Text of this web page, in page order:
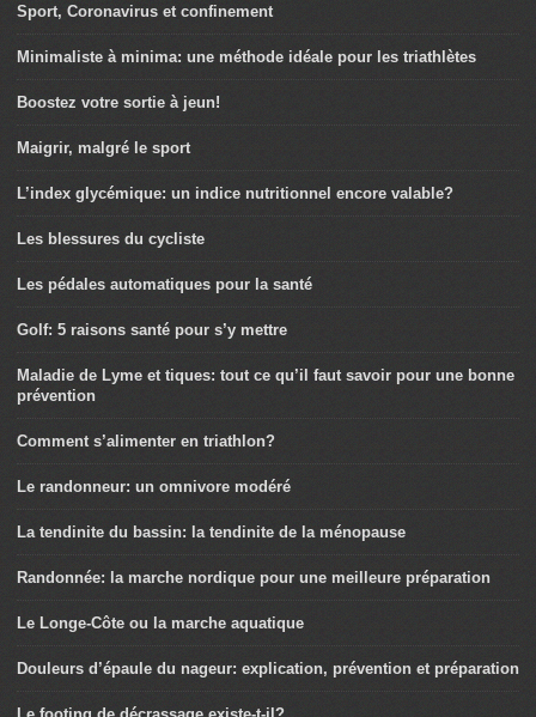
Sport, Coronavirus et confinement
Minimaliste à minima: une méthode idéale pour les triathlètes
Boostez votre sortie à jeun!
Maigrir, malgré le sport
L’index glycémique: un indice nutritionnel encore valable?
Les blessures du cycliste
Les pédales automatiques pour la santé
Golf: 5 raisons santé pour s’y mettre
Maladie de Lyme et tiques: tout ce qu’il faut savoir pour une bonne
prévention
Comment s’alimenter en triathlon?
Le randonneur: un omnivore modéré
La tendinite du bassin: la tendinite de la ménopause
Randonnée: la marche nordique pour une meilleure préparation
Le Longe-Côte ou la marche aquatique
Douleurs d’épaule du nageur: explication, prévention et préparation